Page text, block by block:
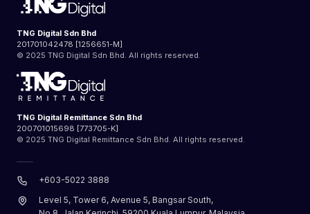
TNG Digital Sdn Bhd
201701042478 [1256651-M]
© 2025 TNG Digital Sdn Bhd. All rights reserved.
TNG Digital Remittance Sdn Bhd
200701015698 [773705-K]
© 2025 TNG Digital Remittance Sdn Bhd. All rights reserved.
+603-5022 3888
Level 5, Tower 6, Avenue 5, Bangsar South,